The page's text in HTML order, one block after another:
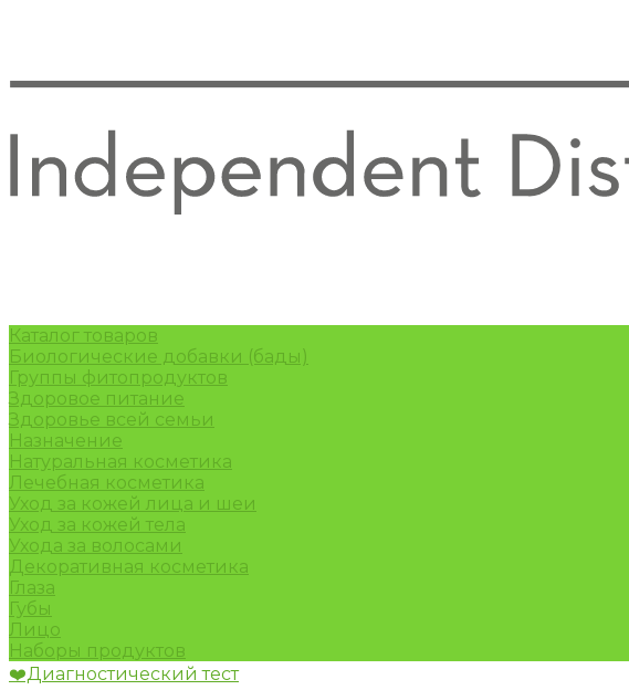
Каталог товаров
Биологические добавки (бады)
Группы фитопродуктов
Здоровое питание
Здоровье всей семьи
Назначение
Натуральная косметика
Лечебная косметика
Уход за кожей лица и шеи
Уход за кожей тела
Ухода за волосами
Декоративная косметика
Глаза
Губы
Лицо
Наборы продуктов
❤️Диагностический тест